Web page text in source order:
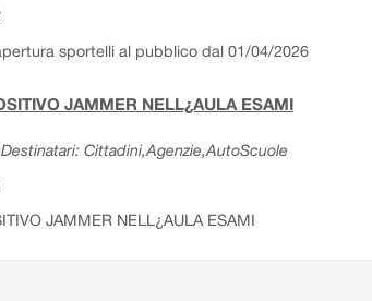
sportelli al pubblico dal 01/04/2026
JAMMER NELL¿AULA ESAMI
Cittadini,Agenzie,AutoScuole
JAMMER NELL¿AULA ESAMI